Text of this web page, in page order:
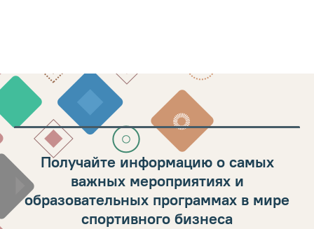
Получайте информацию о самых
важных мероприятиях и
образовательных программах в мире
спортивного бизнеса